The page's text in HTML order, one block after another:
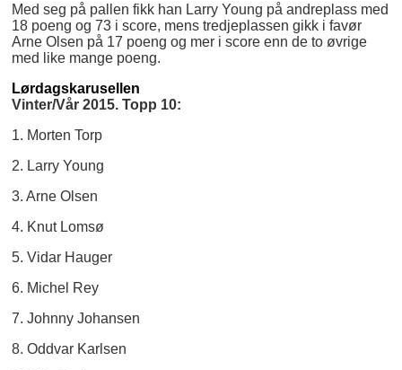
Med seg på pallen fikk han Larry Young på andreplass med
18 poeng og 73 i score, mens tredjeplassen gikk i favør
Arne Olsen på 17 poeng og mer i score enn de to øvrige
med like mange poeng.
Lørdagskarusellen
Vinter/Vår 2015. Topp 10:
1. Morten Torp
2. Larry Young
3. Arne Olsen
4. Knut Lomsø
5. Vidar Hauger
6. Michel Rey
7. Johnny Johansen
8. Oddvar Karlsen